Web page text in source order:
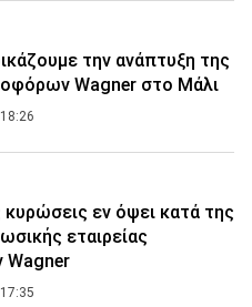
την ανάπτυξη της
Wagner στο Μάλι
εν όψει κατά της
εταιρείας
Wagner